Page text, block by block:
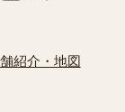
紹介・地図